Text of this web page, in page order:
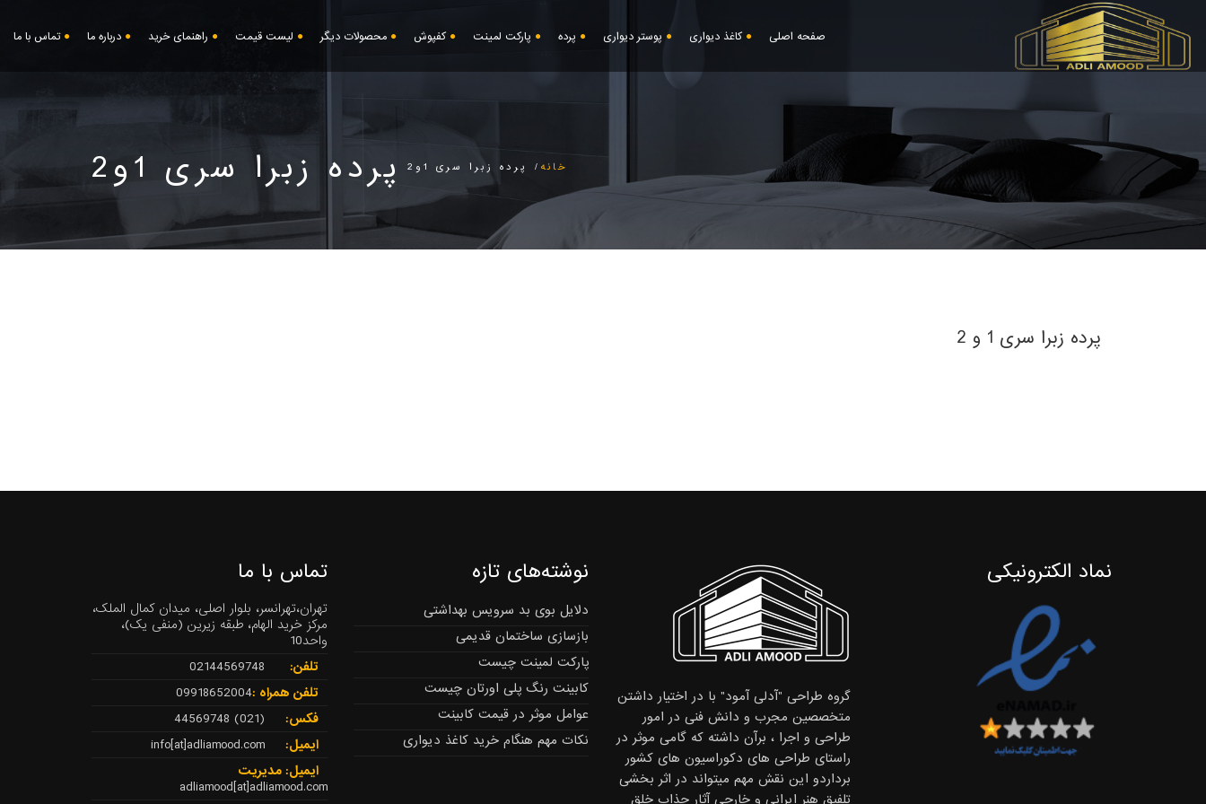
صفحه اصلی کاغذ دیواری پوستر دیواری پرده پارکت لمینت کفپوش محصولات دیگر لیست قیمت راهنمای خرید درباره ما تماس با ما
پرده زبرا سری 1و2 خانه پرده زبرا سری 1و2
پرده زبرا سری 1 و 2
تماس با ما
تهران،تهرانسر، بلوار اصلی، میدان کمال الملک،
مرکز خرید الهام، طبقه زیرین (منفی یک)،
واحد10
تلفن:
02144569748
تلفن همراه :09918652004
فکس:
(021) 44569748
ایمیل:
info[at]adliamood.com
ایمیل: مدیریت
adliamood[at]adliamood.com
نوشته‌های تازه
دلایل بوی بد سرویس بهداشتی
بازسازی ساختمان قدیمی
پارکت لمینت چیست
کابینت رنگ پلی اورتان چیست
عوامل موثر در قیمت کابینت
نکات مهم هنگام خرید کاغذ دیواری
گروه طراحی "آدلی آمود" با در اختیار داشتن
متخصصین مجرب و دانش فنی در امور
طراحی و اجرا ، برآن داشته که گامی موثر در
راستای طراحی های دکوراسیون های کشور
برداردو این نقش مهم میتواند در اثر بخشی
تلفیق هنر ایرانی و خارجی آثار جذاب خلق
نماد الکترونیکی